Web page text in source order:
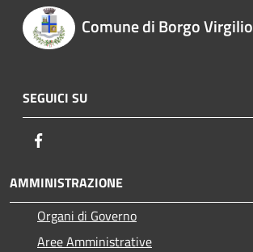
Comune di Borgo Virgilio
SEGUICI SU
AMMINISTRAZIONE
Organi di Governo
Aree Amministrative